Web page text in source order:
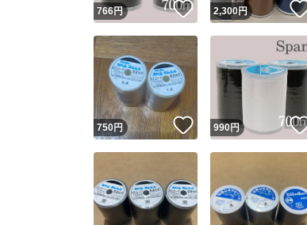
766円 いいね！
2,300円
750円 いいね！
990円